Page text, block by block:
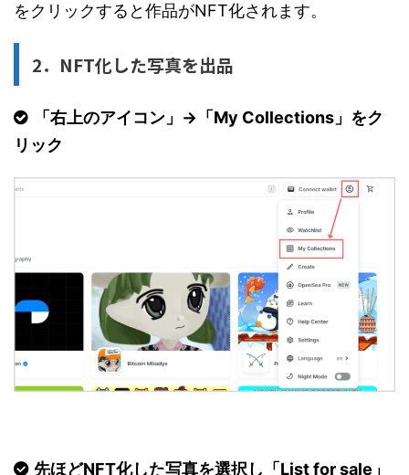
をクリックすると作品がNFT化されます。
2．NFT化した写真を出品
「右上のアイコン」→「My Collections」をク
リック
先ほどNFT化した写真を選択し「List for sale」